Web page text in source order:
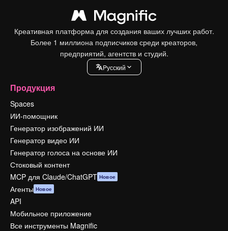
Креативная платформа для создания ваших лучших работ.
Более 1 миллиона подписчиков среди креаторов,
предприятий, агентств и студий.
Pусский
Продукция
Spaces
ИИ-помощник
Генератор изображений ИИ
Генератор видео ИИ
Генератор голоса на основе ИИ
Стоковый контент
MCP для Claude/ChatGPT Новое
Агенты Новое
API
Мобильное приложение
Все инструменты Magnific